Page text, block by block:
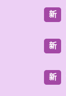
新
新
新